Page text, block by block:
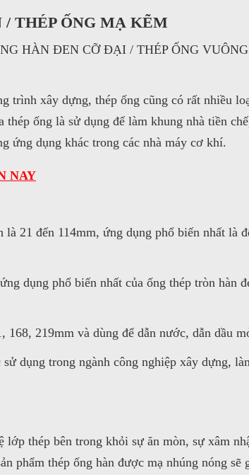
/ THÉP ỐNG MẠ KẼM
HÀN ĐEN CỠ ĐẠI / THÉP ỐNG
trình xây dựng, thép ống cũng có rất nhiều
ống là sử dụng để làm khung nhà tiền
ứng dụng khác trong các nhà máy cơ khí.
NAY
21 đến 114mm, ứng dụng phổ biến nhất là
dụng phổ biến nhất của ống thép tròn hàn
219mm và dùng để dẫn nước, dẫn dầu
dụng trong ngành công nghiệp xây dựng,
lớp thép bên trong khỏi sự ăn mòn, sự xâm
phẩm thép ống hàn được mạ nhúng nóng